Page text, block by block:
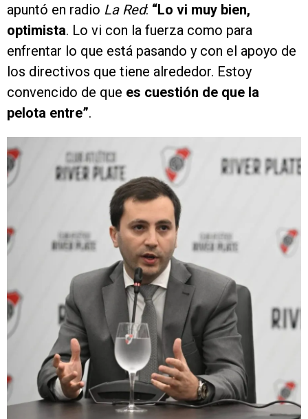
apuntó en radio La Red: “Lo vi muy bien,
optimista. Lo vi con la fuerza como para
enfrentar lo que está pasando y con el apoyo de
los directivos que tiene alrededor. Estoy
convencido de que es cuestión de que la
pelota entre”.